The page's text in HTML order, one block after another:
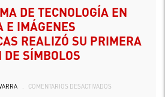
E IMÁGENES
REALIZÓ SU PRIMERA
DE SÍMBOLOS
COMENTARIOS DESACTIVADOS